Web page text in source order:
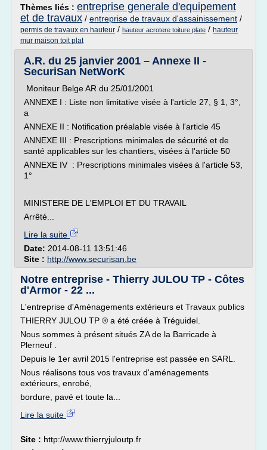
Thèmes liés : entreprise generale d'equipement
et de travaux / entreprise de travaux d'assainissement /
permis de travaux en hauteur / hauteur acrotere toiture plate / hauteur
mur maison toit plat
A.R. du 25 janvier 2001 – Annexe II -
SecuriSan NetWorK
Moniteur Belge AR du 25/01/2001
ANNEXE I : Liste non limitative visée à l'article 27, § 1, 3°,
a
ANNEXE II : Notification préalable visée à l'article 45
ANNEXE III : Prescriptions minimales de sécurité et de
santé applicables sur les chantiers, visées à l'article 50
ANNEXE IV : Prescriptions minimales visées à l'article 53,
1°
MINISTERE DE L'EMPLOI ET DU TRAVAIL
Arrêté...
Lire la suite
Date: 2014-08-11 13:51:46
Site : http://www.securisan.be
Notre entreprise - Thierry JULOU TP - Côtes
d'Armor - 22 ...
L'entreprise d'Aménagements extérieurs et Travaux publics
THIERRY JULOU TP ® a été créée à Tréguidel.
Nous sommes à présent situés ZA de la Barricade à
Plerneuf .
Depuis le 1er avril 2015 l'entreprise est passée en SARL.
Nous réalisons tous vos travaux d'aménagements
extérieurs, enrobé,
bordure, pavé et toute la...
Lire la suite
Site : http://www.thierryjuloutp.fr